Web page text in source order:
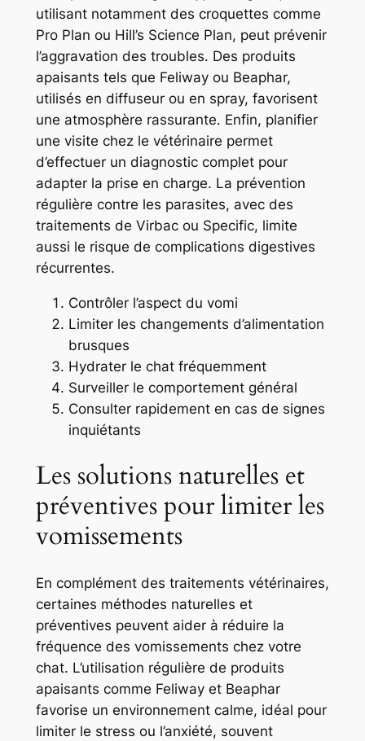
utilisant notamment des croquettes comme
Pro Plan ou Hill’s Science Plan, peut prévenir
l’aggravation des troubles. Des produits
apaisants tels que Feliway ou Beaphar,
utilisés en diffuseur ou en spray, favorisent
une atmosphère rassurante. Enfin, planifier
une visite chez le vétérinaire permet
d’effectuer un diagnostic complet pour
adapter la prise en charge. La prévention
régulière contre les parasites, avec des
traitements de Virbac ou Specific, limite
aussi le risque de complications digestives
récurrentes.
Contrôler l’aspect du vomi
Limiter les changements d’alimentation
brusques
Hydrater le chat fréquemment
Surveiller le comportement général
Consulter rapidement en cas de signes
inquiétants
Les solutions naturelles et
préventives pour limiter les
vomissements
En complément des traitements vétérinaires,
certaines méthodes naturelles et
préventives peuvent aider à réduire la
fréquence des vomissements chez votre
chat. L’utilisation régulière de produits
apaisants comme Feliway et Beaphar
favorise un environnement calme, idéal pour
limiter le stress ou l’anxiété, souvent